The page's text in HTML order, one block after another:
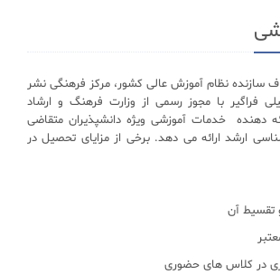
سازنده نظام آموزش عالی کشور، مرکز فرهنگی نشر
فراگیر با مجوز رسمی از وزارت فرهنگ و ارشاد
دهنده خدمات آموزشی ویژه دانشپذیران متقاضی
ارشد ارائه می دهد. برخی از مزایای تحصیل در
تقسیط آن
در کلاس های حضوری